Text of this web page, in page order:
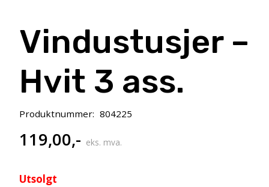
Vindustusjer –
Hvit 3 ass.
Produktnummer: 804225
119,00,- eks. mva.
Utsolgt